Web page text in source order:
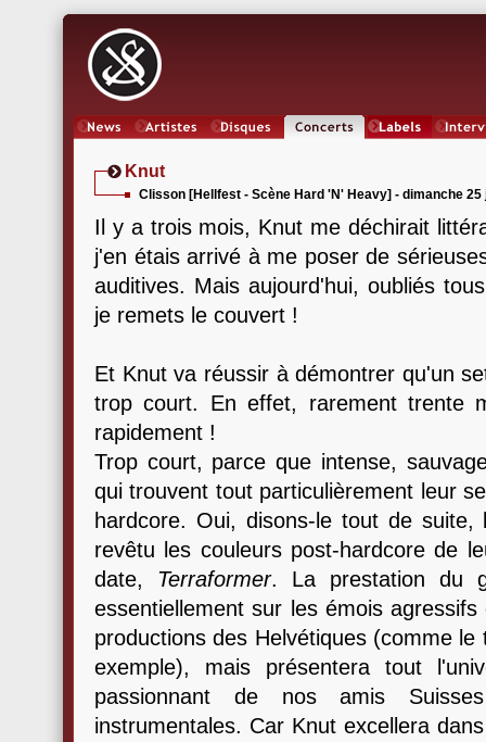
Knut
Clisson [Hellfest - Scène Hard 'N' Heavy] - dimanche 25
Il y a trois mois, Knut me déchirait
j'en étais arrivé à me poser de
auditives. Mais aujourd'hui, oubliés
je remets le couvert !
Et Knut va réussir à démontrer qu'un
trop court. En effet, rarement trente
rapidement !
Trop court, parce que intense,
qui trouvent tout particulièrement leur
hardcore. Oui, disons-le tout de
revêtu les couleurs post-hardcore de
date, Terraformer. La prestation du
essentiellement sur les émois
productions des Helvétiques (comme
exemple), mais présentera tout
passionnant de nos amis
instrumentales. Car Knut excellera